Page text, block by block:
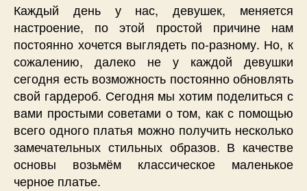
Каждый день у нас, девушек, меняется
настроение, по этой простой причине нам
постоянно хочется выглядеть по-разному. Но, к
сожалению, далеко не у каждой девушки
сегодня есть возможность постоянно обновлять
свой гардероб. Сегодня мы хотим поделиться с
вами простыми советами о том, как с помощью
всего одного платья можно получить несколько
замечательных стильных образов. В качестве
основы возьмём классическое маленькое
черное платье.